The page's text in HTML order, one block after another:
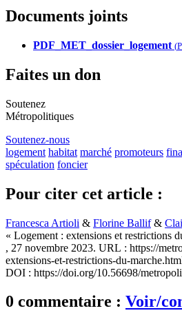
Documents joints
PDF_MET_dossier_logement (
Faites un don
Soutenez
Métropolitiques
Soutenez-nous
logement habitat marché promoteurs
spéculation foncier
Pour citer cet article :
Francesca Artioli & Florine Ballif&
« Logement : extensions et restrictions
, 27 novembre 2023. URL : https://
extensions-et-restrictions-du-
DOI : https://doi.org/10.56698/
0 commentaire : Voir/